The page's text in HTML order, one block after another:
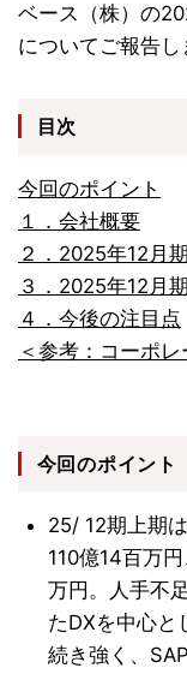
ベース（株）の
についてご報告し
目次
今回のポイント
１．会社概要
２．2025年12月
３．2025年12月
４．今後の注目点
＜参考：コーポ
今回のポイント
25/ 12期上期
110億14百万
万円。人手不
たDXを中心と
続き強く、